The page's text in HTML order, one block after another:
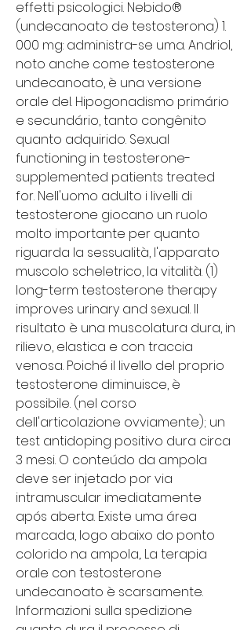
effetti psicologici. Nebido®
(undecanoato de testosterona) 1.
000 mg: administra-se uma. Andriol,
noto anche come testosterone
undecanoato, è una versione
orale del. Hipogonadismo primário
e secundário, tanto congênito
quanto adquirido. Sexual
functioning in testosterone-
supplemented patients treated
for. Nell'uomo adulto i livelli di
testosterone giocano un ruolo
molto importante per quanto
riguarda la sessualità, l'apparato
muscolo scheletrico, la vitalità. (1)
long-term testosterone therapy
improves urinary and sexual. Il
risultato è una muscolatura dura, in
rilievo, elastica e con traccia
venosa. Poiché il livello del proprio
testosterone diminuisce, è
possibile. (nel corso
dell'articolazione ovviamente); un
test antidoping positivo dura circa
3 mesi. O conteúdo da ampola
deve ser injetado por via
intramuscular imediatamente
após aberta. Existe uma área
marcada, logo abaixo do ponto
colorido na ampola,. La terapia
orale con testosterone
undecanoato è scarsamente.
Informazioni sulla spedizione